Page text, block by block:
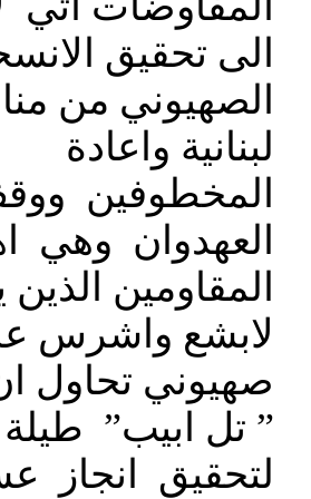
الى تحقيق
الصهيوني من
لبنانية واعادة
المخطوفين
العهدوان وهي
المقاومين
لابشع واشرس
صهيوني تحاول
” تل ابيب”
لتحقيق انجاز